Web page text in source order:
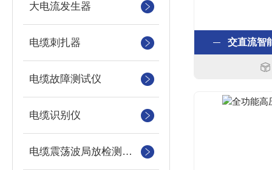
大电流发生器
电缆刺扎器
电缆故障测试仪
电缆识别仪
电缆震荡波局放检测装置
交直流智